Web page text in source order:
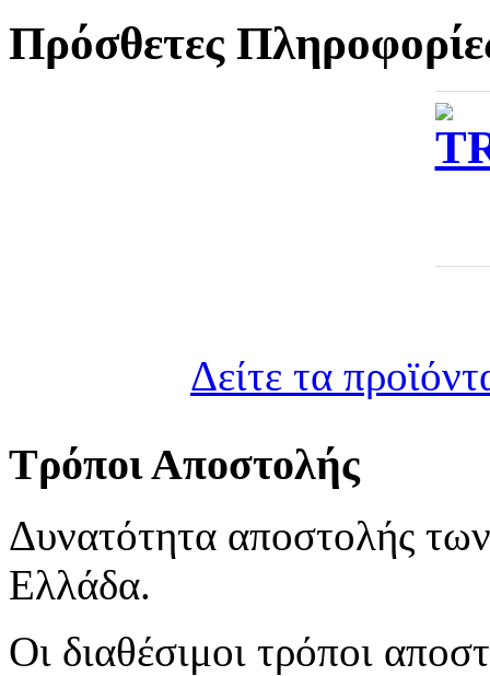
Πρόσθετες
Δείτε τα
Τρόποι Αποστολής
Δυνατότητα αποστολής
Ελλάδα.
Οι διαθέσιμοι τρόποι